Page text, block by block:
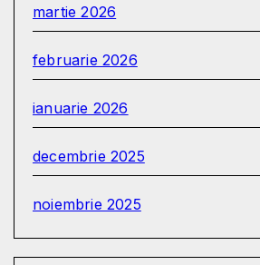
martie 2026
februarie 2026
ianuarie 2026
decembrie 2025
noiembrie 2025